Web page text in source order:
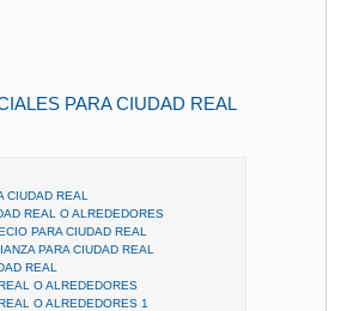
PARA CIUDAD REAL
CIUDAD REAL
REAL O ALREDEDORES
PARA CIUDAD REAL
PARA CIUDAD REAL
REAL
O ALREDEDORES
O ALREDEDORES 1